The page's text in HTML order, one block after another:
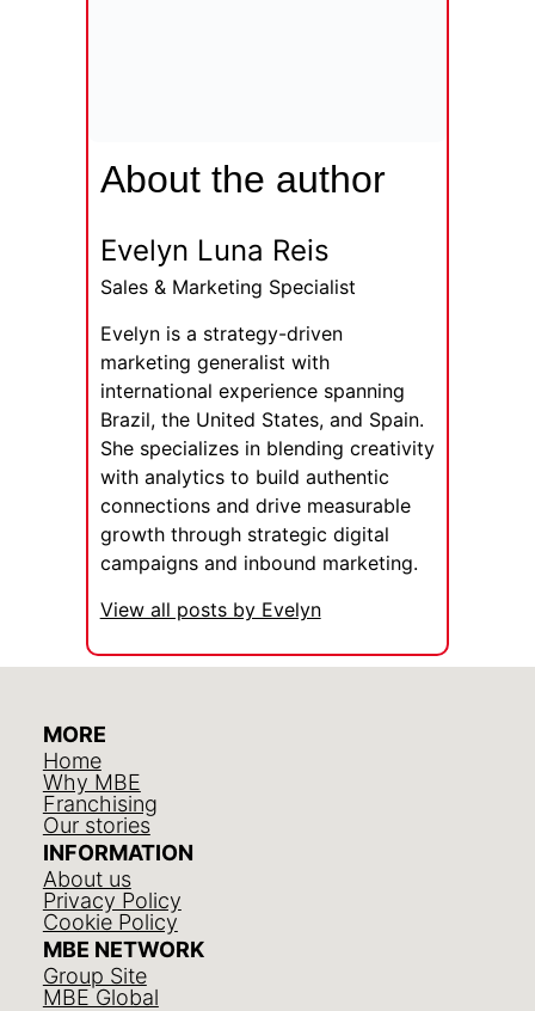
About the author
Evelyn Luna Reis
Sales & Marketing Specialist
Evelyn is a strategy-driven
marketing generalist with
international experience spanning
Brazil, the United States, and Spain.
She specializes in blending creativity
with analytics to build authentic
connections and drive measurable
growth through strategic digital
campaigns and inbound marketing.
View all posts by Evelyn
MORE
Home
Why MBE
Franchising
Our stories
INFORMATION
About us
Privacy Policy
Cookie Policy
MBE NETWORK
Group Site
MBE Global